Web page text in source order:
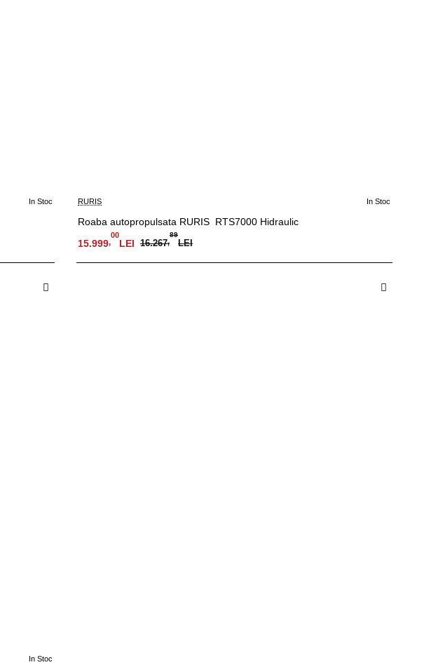
In Stoc -2%
RURIS In Stoc
Roaba autopropulsata RURIS RTS7000 Hidraulic
15.999,
00
LEI 16.267,
89
LEI
In Stoc